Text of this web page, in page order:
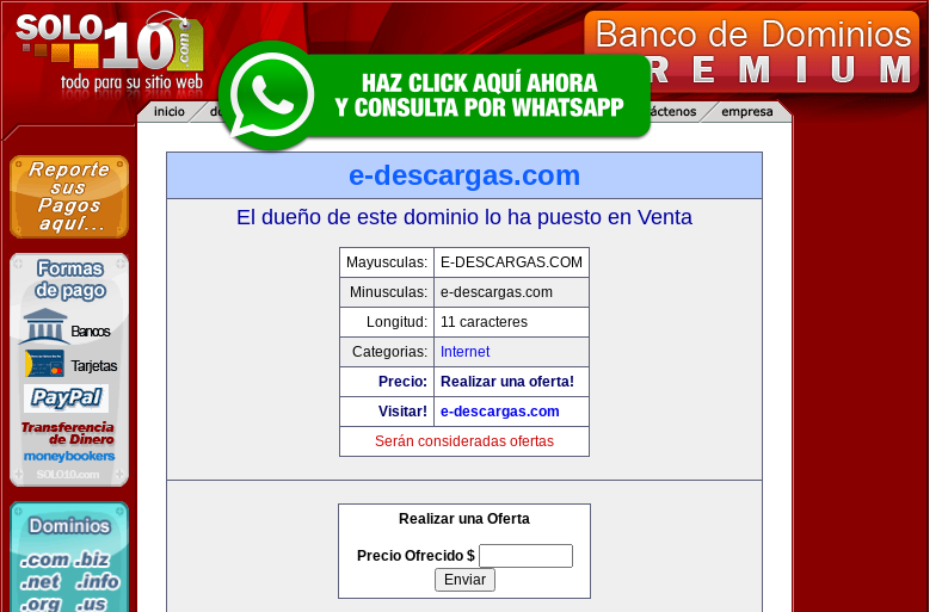
e-descargas.com
El dueño de este dominio lo ha puesto en Venta
Mayusculas:
E-DESCARGAS.COM
Minusculas:
e-descargas.com
Longitud:
11 caracteres
Categorias:
Internet
Precio:
Realizar una oferta!
Visitar!
e-descargas.com
Serán consideradas ofertas
Realizar una Oferta
Precio Ofrecido $